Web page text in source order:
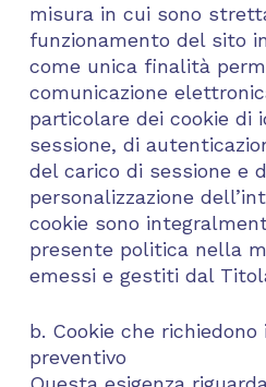
misura in cui sono
funzionamento del sito
come unica finalità
comunicazione
particolare dei cookie di
sessione, di
del carico di sessione e
personalizzazione
cookie sono
presente politica nella
emessi e gestiti dal
b. Cookie che richiedono
preventivo